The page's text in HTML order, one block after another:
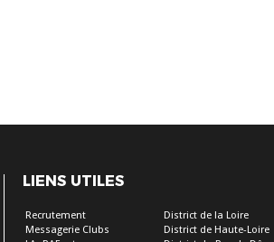
LIENS UTILES
Recrutement
Messagerie Clubs
District de la Loire
District de Haute-Loire